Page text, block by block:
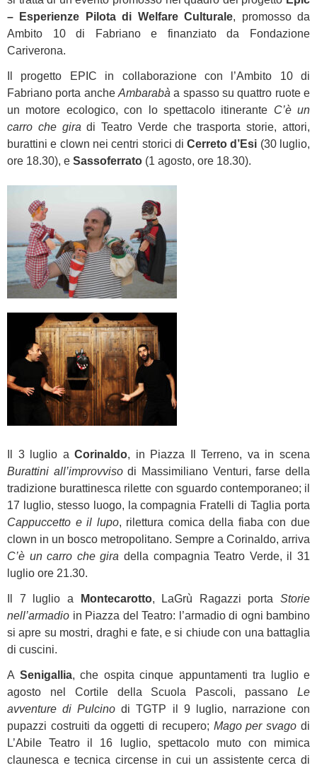
– Esperienze Pilota di Welfare Culturale, promosso da
Ambito 10 di Fabriano e finanziato da Fondazione
Cariverona.
Il progetto EPIC in collaborazione con l’Ambito 10 di
Fabriano porta anche Ambarabà a spasso su quattro ruote e
un motore ecologico, con lo spettacolo itinerante C’è un
carro che gira di Teatro Verde che trasporta storie, attori,
burattini e clown nei centri storici diCerreto d’Esi (30 luglio,
ore 18.30), e Sassoferrato (1 agosto, ore 18.30).
Il 3 luglio aCorinaldo, in Piazza Il Terreno, va in scena
Burattini all’improvvisodi Massimiliano Venturi, farse della
tradizione burattinesca rilette con sguardo contemporaneo; il
17 luglio, stesso luogo, la compagnia Fratelli di Taglia porta
Cappuccetto e il lupo, rilettura comica della fiaba con due
clown in un bosco metropolitano. Sempre a Corinaldo, arriva
C’è un carro che gira della compagnia Teatro Verde, il 31
luglio ore 21.30.
Il 7 luglio a Montecarotto, LaGrù Ragazzi porta Storie
nell’armadio in Piazza del Teatro: l’armadio di ogni bambino
si apre su mostri, draghi e fate, e si chiude con una battaglia
di cuscini.
A Senigallia, che ospita cinque appuntamenti tra luglio e
agosto nel Cortile della Scuola Pascoli, passano Le
avventure di Pulcino di TGTP il 9 luglio, narrazione con
pupazzi costruiti da oggetti di recupero; Mago per svago di
L’Abile Teatro il 16 luglio, spettacolo muto con mimica
claunesca e tecnica circense in cui un assistente cerca di